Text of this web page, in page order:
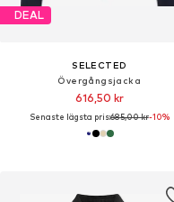
DEAL
SELECTED
Övergångsjacka
616,50 kr
Senaste lägsta pris:685,00 kr-10%